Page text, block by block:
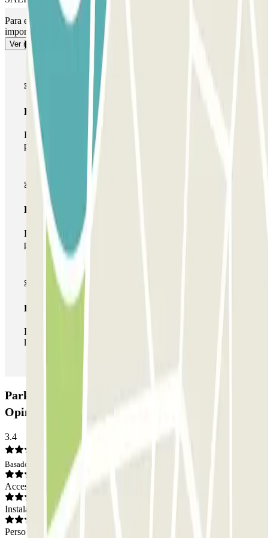
Para el acceso peatonal, consulta nuestro apartado de "Información
importante".
Ver másProductos de Parclick
Pase básico
Durante tu estancia podrás entrar y salir una única vez al
parking
Pase multiparking
Durante tu estancia podrás hacer uso de toda la red de
parkings de este operador disponibles en Parclick.
Pase ilimitado
Durante tu estancia podrás entrar y salir del parking todas
las veces que quieras.
Parking UXCO - Stade Struxiano Zenpark:
Opiniones
3.4
Basado en 3 opiniones
Acceso
Instalaciones
Personal